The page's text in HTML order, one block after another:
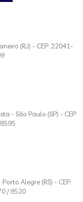
(RJ) - CEP: 22041-
- São Paulo (SP) - CEP:
Alegre (RS) - CEP:
/ 9520